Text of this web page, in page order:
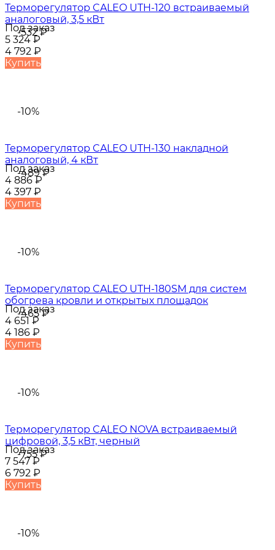
-532₽
Терморегулятор CALEO UTH-120 встраиваемый
аналоговый, 3,5 кВт
Под заказ
5 324₽
4 792 ₽
Купить
-10%
-489₽
Терморегулятор CALEO UTH-130 накладной
аналоговый, 4 кВт
Под заказ
4 886₽
4 397 ₽
Купить
-10%
-465₽
Терморегулятор CALEO UTH-180SM для систем
обогрева кровли и открытых площадок
Под заказ
4 651₽
4 186 ₽
Купить
-10%
-755₽
Терморегулятор CALEO NOVA встраиваемый
цифровой, 3,5 кВт, черный
Под заказ
7 547₽
6 792 ₽
Купить
-10%